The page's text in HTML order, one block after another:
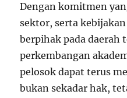
Dengan komitmen
sektor, serta
berpihak pada
perkembangan
pelosok dapat terus
bukan sekadar hak,